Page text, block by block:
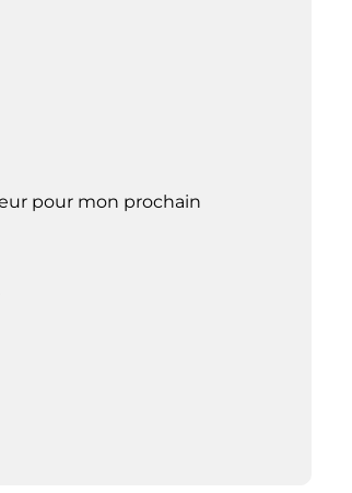
pour mon prochain